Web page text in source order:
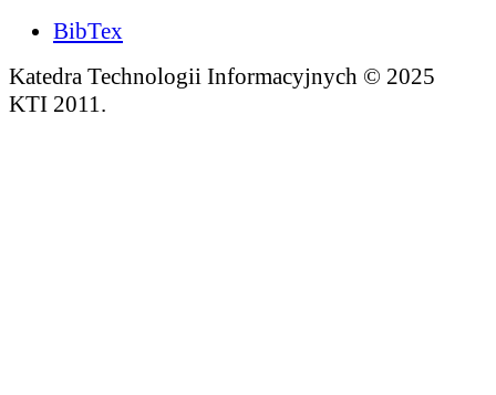
BibTex
Katedra Technologii Informacyjnych © 2025
KTI 2011.